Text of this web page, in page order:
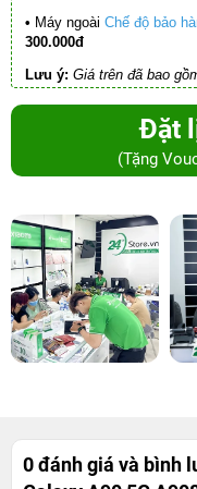
• Máy ngoài Chế độ bảo
300.000đ
Lưu ý: Giá trên đã bao
Đặt
(Tặng
0 đánh giá và bình